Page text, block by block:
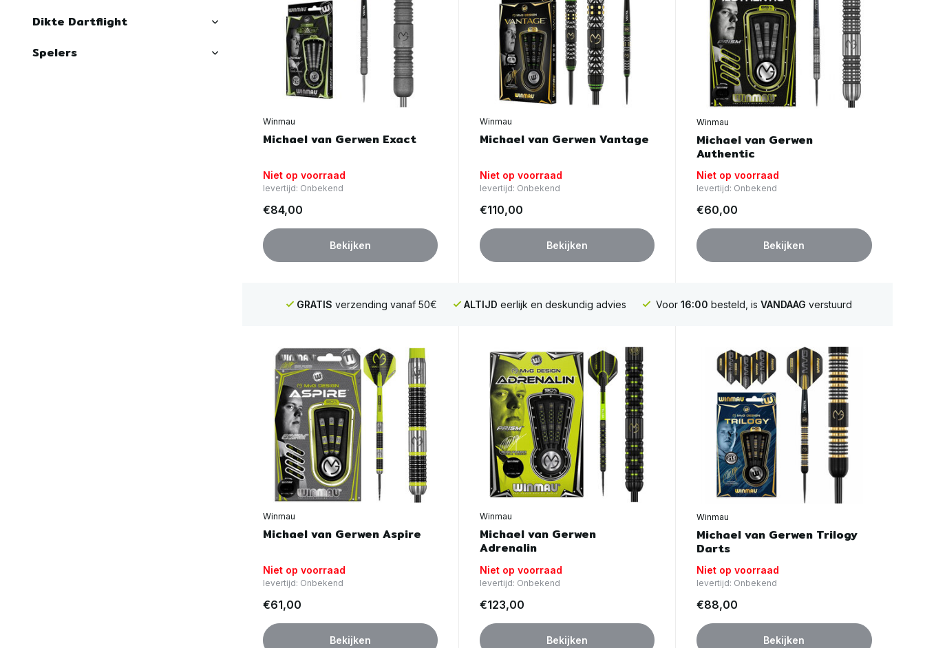
Dikte Dartflight
Spelers
Winmau
Michael van Gerwen Exact
Niet op voorraad
levertijd: Onbekend
€84,00
Bekijken
Winmau
Michael van Gerwen Vantage
Niet op voorraad
levertijd: Onbekend
€110,00
Bekijken
Winmau
Michael van Gerwen
Authentic
Niet op voorraad
levertijd: Onbekend
€60,00
Bekijken
GRATIS verzending vanaf 50€ ALTIJD eerlijk en deskundig advies Voor 16:00 besteld, is VANDAAG verstuurd
Winmau
Michael van Gerwen Aspire
Niet op voorraad
levertijd: Onbekend
€61,00
Bekijken
Winmau
Michael van Gerwen
Adrenalin
Niet op voorraad
levertijd: Onbekend
€123,00
Bekijken
Winmau
Michael van Gerwen Trilogy
Darts
Niet op voorraad
levertijd: Onbekend
€88,00
Bekijken